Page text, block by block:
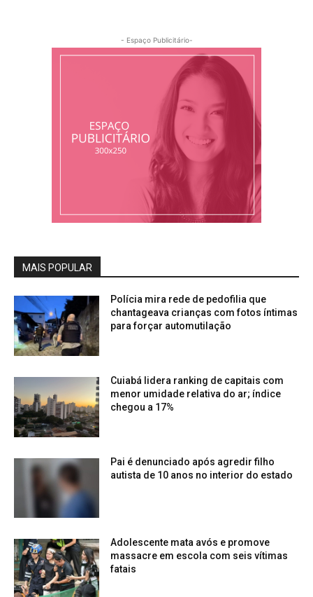
- Espaço Publicitário-
MAIS POPULAR
Polícia mira rede de pedofilia que
chantageava crianças com fotos íntimas
para forçar automutilação
Cuiabá lidera ranking de capitais com
menor umidade relativa do ar; índice
chegou a 17%
Pai é denunciado após agredir filho
autista de 10 anos no interior do estado
Adolescente mata avós e promove
massacre em escola com seis vítimas
fatais